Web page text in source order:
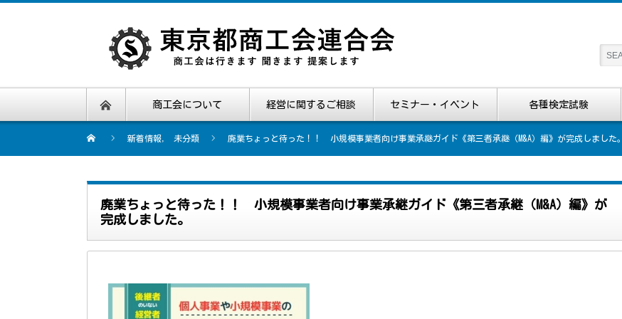
商工会について 経営に関するご相談 セミナー・イベント 各種検定試験
新着情報 未分類 廃業ちょっと待った！！ 小規模事業者向け事業承継ガイド《第三者承継（M&A）編》が完成しました。
廃業ちょっと待った！！ 小規模事業者向け事業承継ガイド《第三者承継（M&A）編》が
完成しました。